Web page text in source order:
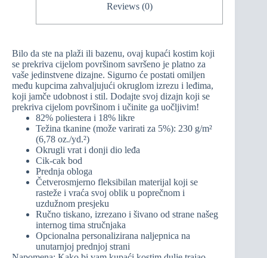
Reviews (0)
Bilo da ste na plaži ili bazenu, ovaj kupaći kostim koji
se prekriva cijelom površinom savršeno je platno za
vaše jedinstvene dizajne. Sigurno će postati omiljen
među kupcima zahvaljujući okruglom izrezu i leđima,
koji jamče udobnost i stil. Dodajte svoj dizajn koji se
prekriva cijelom površinom i učinite ga uočljivim!
82% poliestera i 18% likre
Težina tkanine (može varirati za 5%): 230 g/m²
(6,78 oz./yd.²)
Okrugli vrat i donji dio leđa
Cik-cak bod
Prednja obloga
Četverosmjerno fleksibilan materijal koji se
rasteže i vraća svoj oblik u poprečnom i
uzdužnom presjeku
Ručno tiskano, izrezano i šivano od strane našeg
internog tima stručnjaka
Opcionalna personalizirana naljepnica na
unutarnjoj prednjoj strani